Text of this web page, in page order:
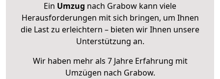
Ein Umzug nach Grabow kann viele
Herausforderungen mit sich bringen, um Ihnen
die Last zu erleichtern – bieten wir Ihnen unsere
Unterstützung an.
Wir haben mehr als 7 Jahre Erfahrung mit
Umzügen nach Grabow.